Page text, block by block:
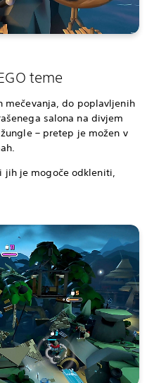
teme
mečevanja, do poplavljenih
salona na divjem
– pretep je možen v
jih je mogoče odkleniti,